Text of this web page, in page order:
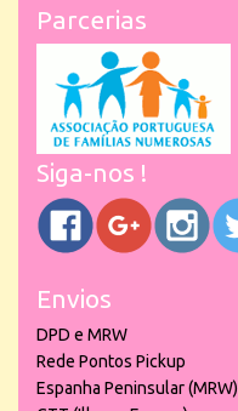
Parcerias
Siga-nos !
Envios
DPD e MRW
Rede Pontos Pickup
Espanha Peninsular (MRW)